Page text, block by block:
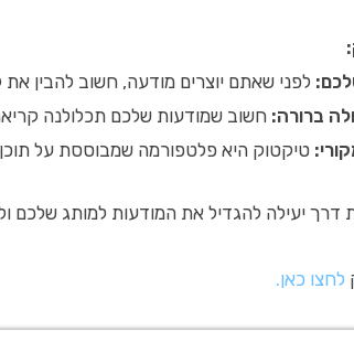
לפני שאתם יוצרים מודעה, חשוב להבין
ברורה: חשוב שמודעות שלכם תכלולנה
טיקטוק היא פלטפורמה שמבוססת על תוכן
דרך יעילה להגדיל את המודעות למותג שלכם
לחצו כאן.